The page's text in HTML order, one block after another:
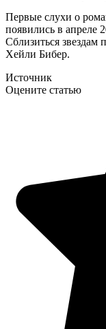
Первые слухи о
появились в апреле
Сблизиться
Хейли Бибер.
Источник
Оцените статью